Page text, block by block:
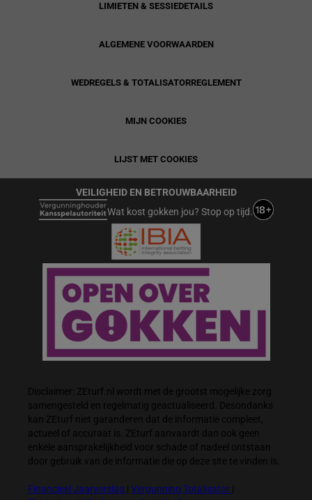
LIMIETEN & SESSIEDETAILS
ALGEMENE VOORWAARDEN
WEDREGELS & TOTALISATORREGLEMENT
MIJN COOKIES
LIJST MET COOKIES
VEILIGHEID EN BETROUWBAARHEID
Wat kost gokken jou? Stop op tijd.
Disclaimer: ZEturf.nl wordt met de grootst mogelijke zorg
samengesteld en regelmatig geactualiseerd. Desondanks
kan ZEturf niet garanderen dat de informatie compleet,
actueel of accuraat is. ZEturf aanvaardt dan ook geen
enkele aansprakelijkheid voor schade of nadeel ontstaan
door gebruik van de informatie die op deze site te vinden is.
Financieel Jaarverslag Vergunning Totalisator